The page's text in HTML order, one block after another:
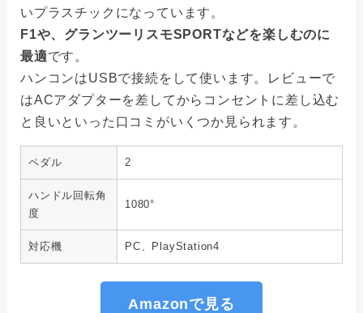
いプラスチックになっています。
F1や、グランツーリスモSPORTなどを楽しむのに
最適です。
ハンコンはUSBで接続をして使います。レビューで
はACアダプターを差してからコンセントに差し込む
と良いといった口コミがいくつか見られます。
ペダル 2
ハンドル回転角
度
1080°
対応機 PC、PlayStation4
Amazonで見る